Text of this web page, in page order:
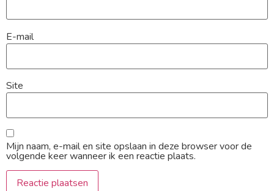
E-mail
Site
Mijn naam, e-mail en site opslaan in deze browser voor de
volgende keer wanneer ik een reactie plaats.